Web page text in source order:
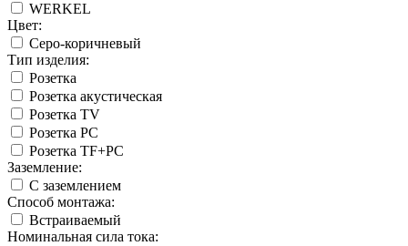
WERKEL
Цвет:
Серо-коричневый
Тип изделия:
Розетка
Розетка акустическая
Розетка TV
Розетка PC
Розетка TF+PC
Заземление:
С заземлением
Способ монтажа:
Встраиваемый
Номинальная сила тока: